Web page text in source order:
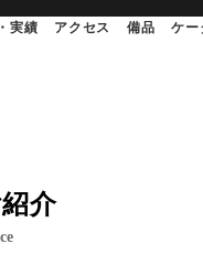
実績 アクセス 備品 ケー
介